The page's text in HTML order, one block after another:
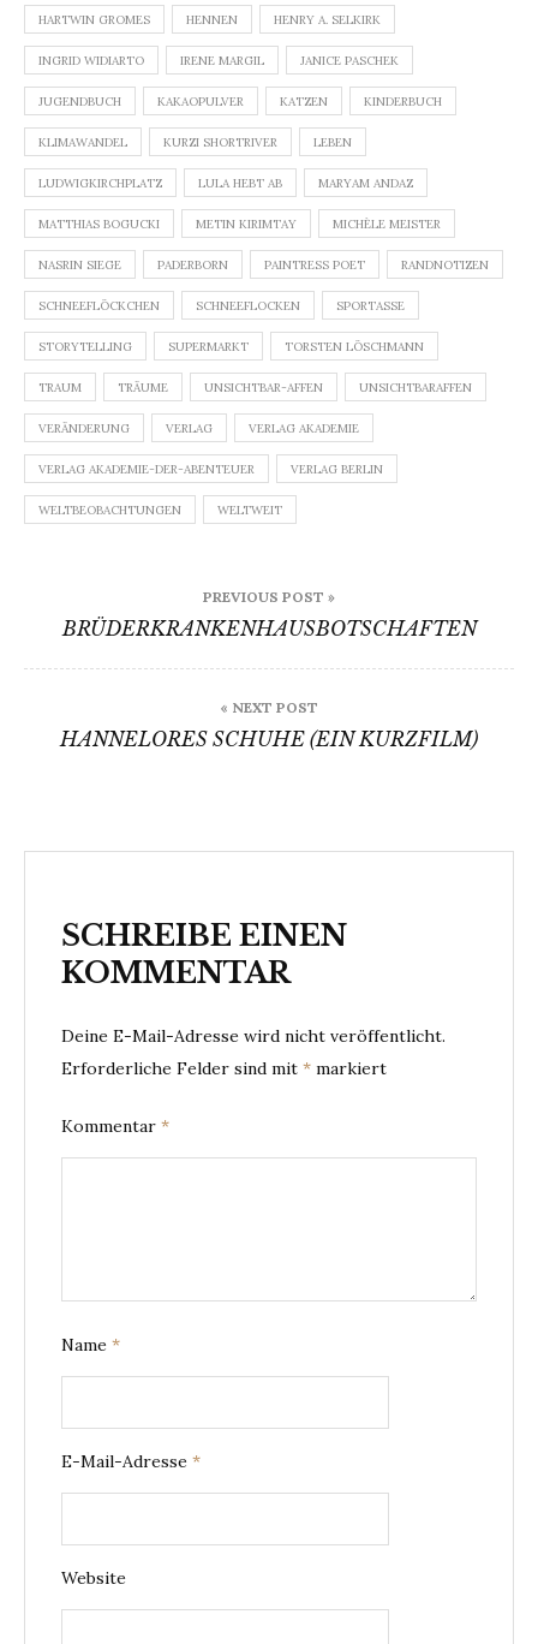
HARTWIN GROMES HENNEN HENRY A. SELKIRK
INGRID WIDIARTO IRENE MARGIL JANICE PASCHEK
JUGENDBUCH KAKAOPULVER KATZEN KINDERBUCH
KLIMAWANDEL KURZI SHORTRIVER LEBEN
LUDWIGKIRCHPLATZ LULA HEBT AB MARYAM ANDAZ
MATTHIAS BOGUCKI METIN KIRIMTAY MICHÈLE MEISTER
NASRIN SIEGE PADERBORN PAINTRESS POET RANDNOTIZEN
SCHNEEFLÖCKCHEN SCHNEEFLOCKEN SPORTASSE
STORYTELLING SUPERMARKT TORSTEN LÖSCHMANN
TRAUM TRÄUME UNSICHTBAR-AFFEN UNSICHTBARAFFEN
VERÄNDERUNG VERLAG VERLAG AKADEMIE
VERLAG AKADEMIE-DER-ABENTEUER VERLAG BERLIN
WELTBEOBACHTUNGEN WELTWEIT
PREVIOUS POST »
BRÜDERKRANKENHAUSBOTSCHAFTEN
« NEXT POST
HANNELORES SCHUHE (EIN KURZFILM)
SCHREIBE EINEN
KOMMENTAR
Deine E-Mail-Adresse wird nicht veröffentlicht.
Erforderliche Felder sind mit * markiert
Kommentar *
Name *
E-Mail-Adresse *
Website